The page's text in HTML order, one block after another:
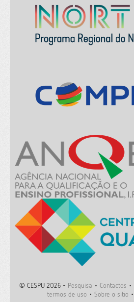
© CESPU 2026 - Pesquisa • Contactos •
termos de uso • Sobre o sitio •